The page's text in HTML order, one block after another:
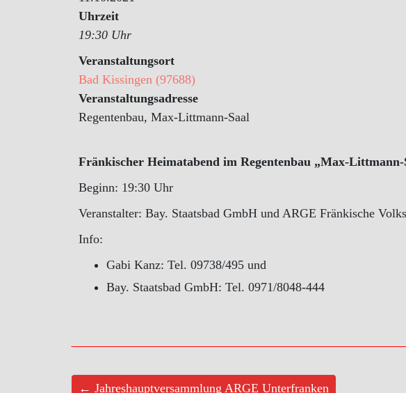
Uhrzeit
19:30 Uhr
Veranstaltungsort
Bad Kissingen (97688)
Veranstaltungsadresse
Regentenbau, Max-Littmann-Saal
Fränkischer Heimatabend im Regentenbau „Max-
Beginn: 19:30 Uhr
Veranstalter: Bay. Staatsbad GmbH und ARGE Fränkische
Info:
Gabi Kanz: Tel. 09738/495 und
Bay. Staatsbad GmbH: Tel. 0971/8048-444
← Jahreshauptversammlung ARGE Unterfranken